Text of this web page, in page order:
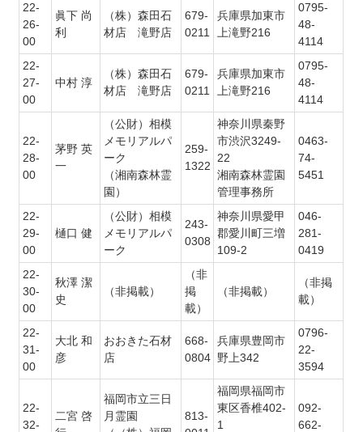
22-
26-
00
眞下 尚
利
（株）森田石
材店 滝野店
679-
0211
兵庫県加東市
上滝野216
0795-
48-
4114
22-
27-
00
中村 淳
（株）森田石
材店 滝野店
679-
0211
兵庫県加東市
上滝野216
0795-
48-
4114
22-
28-
00
茅野 英
一
（公財）相模
メモリアルパ
ーク
（湘南森林霊
園）
259-
1322
神奈川県秦野
市渋沢3249-
22
湘南森林霊園
管理事務所
0463-
74-
5451
22-
29-
00
樋口 健
（公財）相模
メモリアルパ
ーク
243-
0308
神奈川県愛甲
郡愛川町三増
109-2
046-
281-
0419
22-
30-
00
秋澤 潔
史
（非掲載）
（非
掲
載）
（非掲載）
（非掲
載）
22-
31-
00
大北 和
彦
おおきた石材
店
668-
0804
兵庫県豊岡市
野上342
0796-
22-
3594
22-
32-
二宮 啓
福岡市立三日
月霊園
813-
福岡県福岡市
東区香椎402-
1
092-
662-